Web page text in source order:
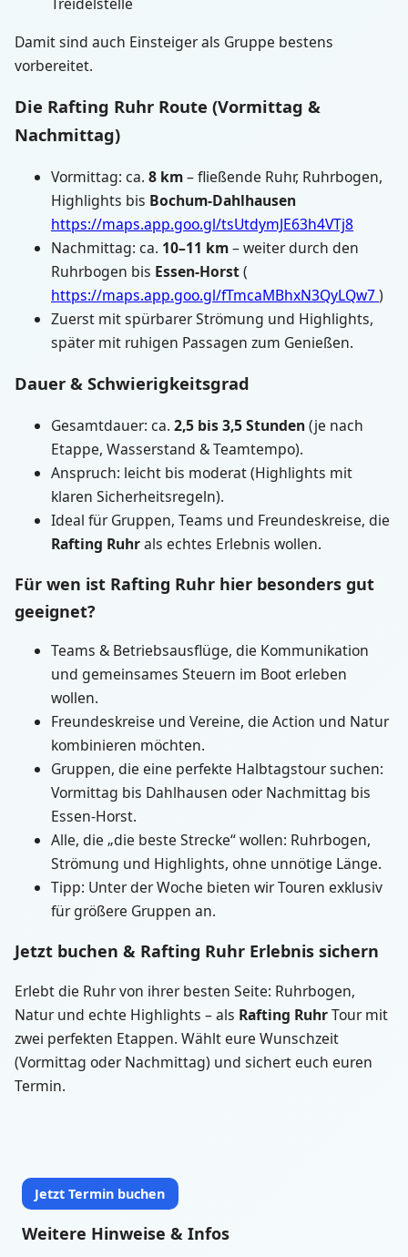
Damit sind auch Einsteiger als Gruppe bestens
vorbereitet.
Die Rafting Ruhr Route (Vormittag &
Nachmittag)
Vormittag: ca. 8 km– fließende Ruhr, Ruhrbogen,
Highlights bis Bochum-Dahlhausen
https://maps.app.goo.gl/tsUtdymJE63h4VTj8
Nachmittag: ca. 10–11 km– weiter durch den
Ruhrbogen bis Essen-Horst(
https://maps.app.goo.gl/fTmcaMBhxN3QyLQw7)
Zuerst mit spürbarer Strömung und Highlights,
später mit ruhigen Passagen zum Genießen.
Dauer & Schwierigkeitsgrad
Gesamtdauer: ca. 2,5 bis 3,5 Stunden(je nach
Etappe, Wasserstand & Teamtempo).
Anspruch: leicht bis moderat (Highlights mit
klaren Sicherheitsregeln).
Ideal für Gruppen, Teams und Freundeskreise, die
Rafting Ruhrals echtes Erlebnis wollen.
Für wen ist Rafting Ruhr hier besonders gut
geeignet?
Teams & Betriebsausflüge, die Kommunikation
und gemeinsames Steuern im Boot erleben
wollen.
Freundeskreise und Vereine, die Action und Natur
kombinieren möchten.
Gruppen, die eine perfekte Halbtagstour suchen:
Vormittag bis Dahlhausen oder Nachmittag bis
Essen-Horst.
Alle, die „die beste Strecke“ wollen: Ruhrbogen,
Strömung und Highlights, ohne unnötige Länge.
Tipp: Unter der Woche bieten wir Touren exklusiv
für größere Gruppen an.
Jetzt buchen & Rafting Ruhr Erlebnis sichern
Erlebt die Ruhr von ihrer besten Seite: Ruhrbogen,
Natur und echte Highlights – als Rafting RuhrTour mit
zwei perfekten Etappen. Wählt eure Wunschzeit
(Vormittag oder Nachmittag) und sichert euch euren
Termin.
Jetzt Termin buchen
Weitere Hinweise & Infos